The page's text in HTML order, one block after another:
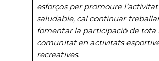
esforços per promoure
saludable, cal continuar
fomentar la participació de tota
comunitat en activitats
recreatives.